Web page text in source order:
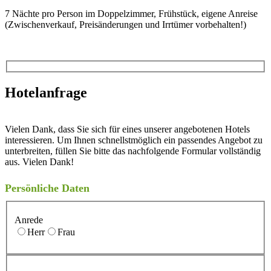
7 Nächte pro Person im Doppelzimmer, Frühstück, eigene Anreise
(Zwischenverkauf, Preisänderungen und Irrtümer vorbehalten!)
Hotelanfrage
Vielen Dank, dass Sie sich für eines unserer angebotenen Hotels
interessieren. Um Ihnen schnellstmöglich ein passendes Angebot zu
unterbreiten, füllen Sie bitte das nachfolgende Formular vollständig
aus. Vielen Dank!
Persönliche Daten
Anrede
Herr
Frau